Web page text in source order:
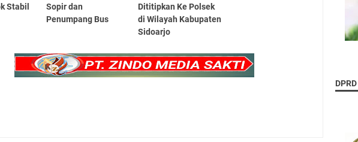
Stabil
Sopir dan
Penumpang Bus
Dititipkan Ke Polsek
di Wilayah Kabupaten
Sidoarjo